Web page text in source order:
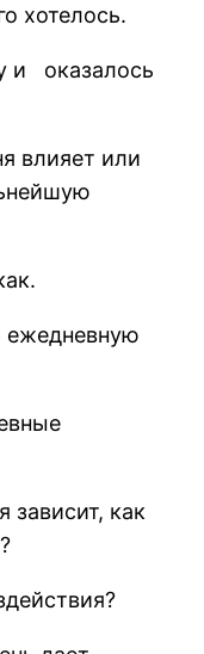
хотелось.
и
оказалось
влияет или
ежедневную
зависит, как